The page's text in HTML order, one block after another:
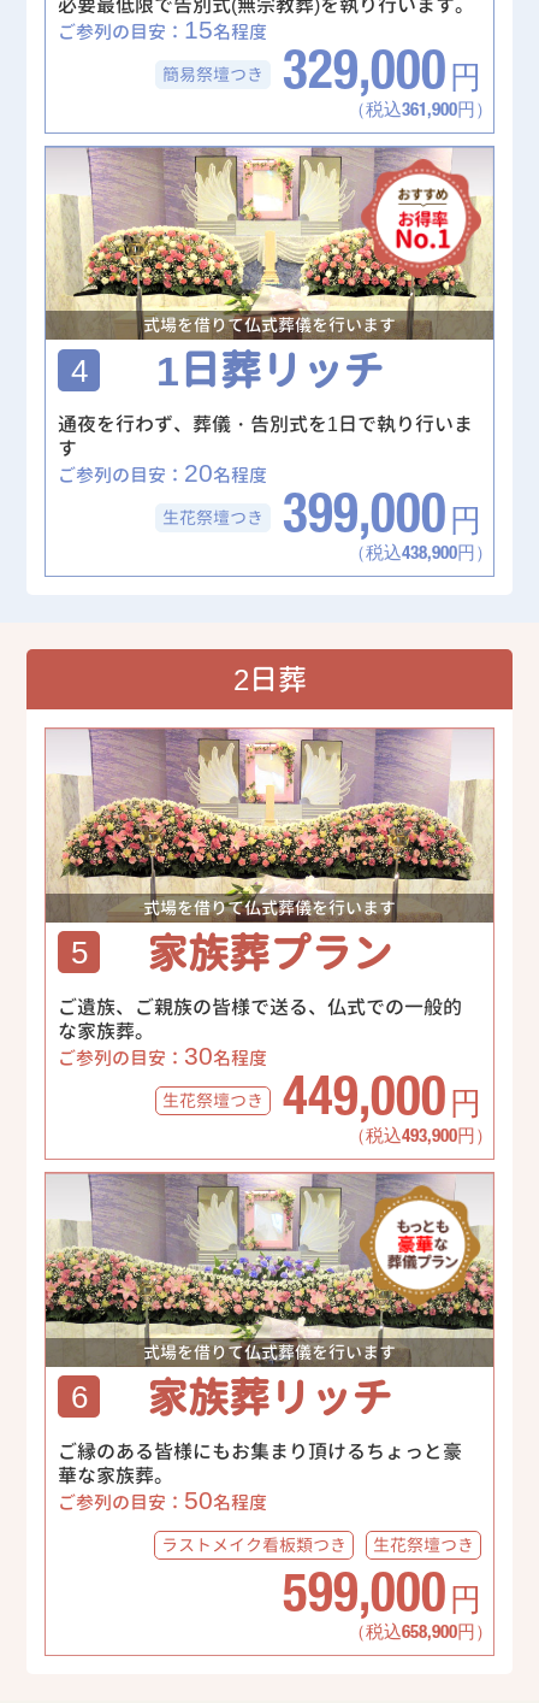
ご参列の目安： 15名程度
簡易祭壇つき 329,000 円
（税込361,900円）
式場を借りて仏式葬儀を行います
4 1日葬リッチ
通夜を行わず、葬儀・告別式を1日で執り行いま
す
ご参列の目安： 20名程度
生花祭壇つき 399,000 円
（税込438,900円）
2日葬
式場を借りて仏式葬儀を行います
5 家族葬プラン
ご遺族、ご親族の皆様で送る、仏式での一般的
な家族葬。
ご参列の目安： 30名程度
生花祭壇つき 449,000 円
（税込493,900円）
式場を借りて仏式葬儀を行います
6 家族葬リッチ
ご縁のある皆様にもお集まり頂けるちょっと豪
華な家族葬。
ご参列の目安： 50名程度
ラストメイク看板類つき 生花祭壇つき
599,000 円
（税込658,900円）